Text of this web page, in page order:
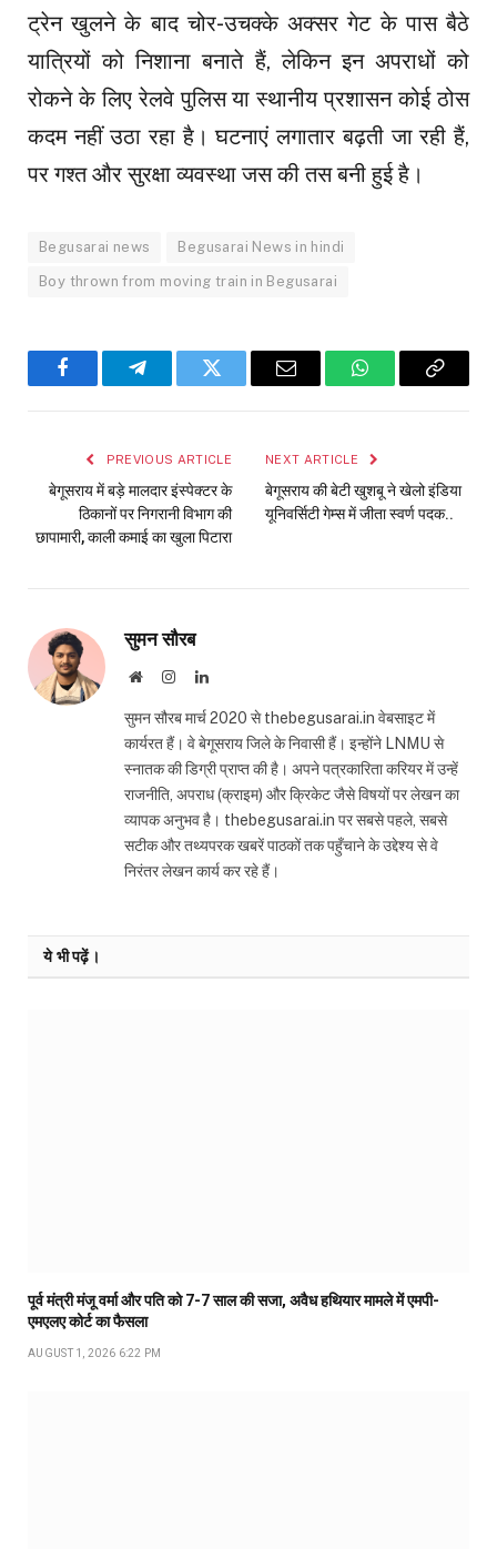
ट्रेन खुलने के बाद चोर-उचक्के अक्सर गेट के पास बैठे
यात्रियों को निशाना बनाते हैं, लेकिन इन अपराधों को
रोकने के लिए रेलवे पुलिस या स्थानीय प्रशासन कोई ठोस
कदम नहीं उठा रहा है। घटनाएं लगातार बढ़ती जा रही हैं,
पर गश्त और सुरक्षा व्यवस्था जस की तस बनी हुई है।
Begusarai news Begusarai News in hindi
Boy thrown from moving train in Begusarai
FacebookTelegramTwitter Email WhatsAppCopy
PREVIOUS ARTICLE
बेगूसराय में बड़े मालदार इंस्पेक्टर के
ठिकानों पर निगरानी विभाग की
छापामारी, काली कमाई का खुला पिटारा
NEXT ARTICLE
बेगूसराय की बेटी खुशबू ने खेलो इंडिया
यूनिवर्सिटी गेम्स में जीता स्वर्ण पदक..
सुमन सौरब
WebsiteInstagramLinkedIn
सुमन सौरब मार्च 2020 से thebegusarai.in वेबसाइट में
कार्यरत हैं। वे बेगूसराय जिले के निवासी हैं। इन्होंने LNMU से
स्नातक की डिग्री प्राप्त की है। अपने पत्रकारिता करियर में उन्हें
राजनीति, अपराध (क्राइम) और क्रिकेट जैसे विषयों पर लेखन का
व्यापक अनुभव है। thebegusarai.in पर सबसे पहले, सबसे
सटीक और तथ्यपरक खबरें पाठकों तक पहुँचाने के उद्देश्य से वे
निरंतर लेखन कार्य कर रहे हैं।
ये भी पढ़ें।
पूर्व मंत्री मंजू वर्मा और पति को 7-7 साल की सजा, अवैध हथियार मामले में एमपी-
एमएलए कोर्ट का फैसला
AUGUST 1, 2026 6:22 PM